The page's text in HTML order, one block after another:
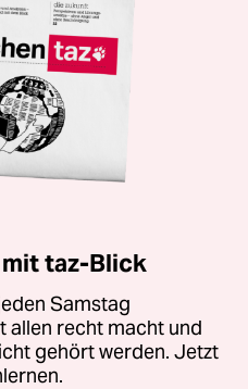
taz-Blick
Samstag
allen recht macht und
gehört werden. Jetzt